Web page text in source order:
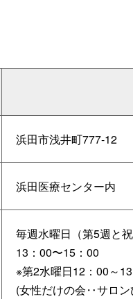
浜田市浅井町777-12
浜田医療センター内
毎週水曜日（第5週と
13：00〜15：00
※第2水曜日12：00～
(女性だけの会‥サロン